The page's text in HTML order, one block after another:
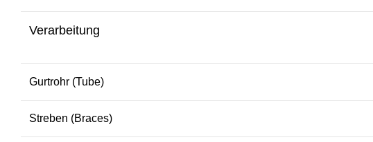
Verarbeitung
Gurtrohr (Tube)
Streben (Braces)